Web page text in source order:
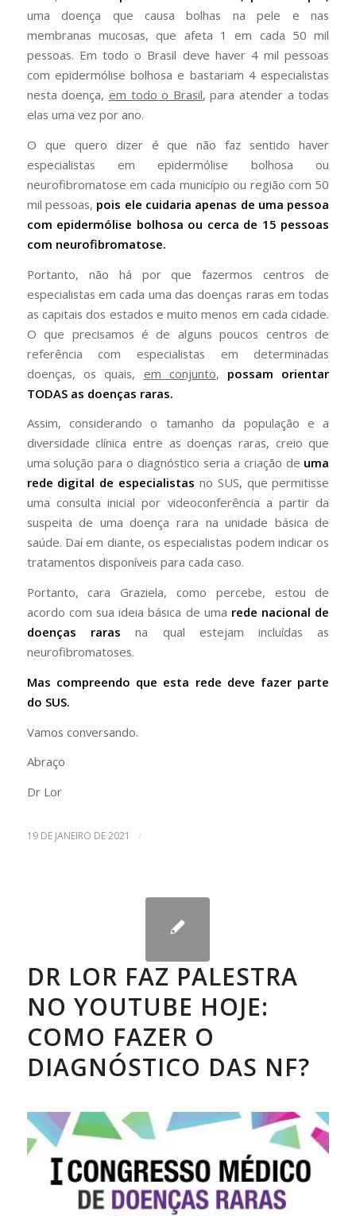
uma doença que causa bolhas na pele e nas
membranas mucosas, que afeta 1 em cada 50 mil
pessoas. Em todo o Brasil deve haver 4 mil pessoas
com epidermólise bolhosa e bastariam 4 especialistas
nesta doença, em todo o Brasil, para atender a todas
elas uma vez por ano.
O que quero dizer é que não faz sentido haver
especialistas em epidermólise bolhosa ou
neurofibromatose em cada município ou região com 50
mil pessoas, pois ele cuidaria apenas de uma pessoa
com epidermólise bolhosa ou cerca de 15 pessoas
com neurofibromatose.
Portanto, não há por que fazermos centros de
especialistas em cada uma das doenças raras em todas
as capitais dos estados e muito menos em cada cidade.
O que precisamos é de alguns poucos centros de
referência com especialistas em determinadas
doenças, os quais, em conjunto, possam orientar
TODAS as doenças raras.
Assim, considerando o tamanho da população e a
diversidade clínica entre as doenças raras, creio que
uma solução para o diagnóstico seria a criação de uma
rede digital de especialistas no SUS, que permitisse
uma consulta inicial por videoconferência a partir da
suspeita de uma doença rara na unidade básica de
saúde. Daí em diante, os especialistas podem indicar os
tratamentos disponíveis para cada caso.
Portanto, cara Graziela, como percebe, estou de
acordo com sua ideia básica de uma rede nacional de
doenças rarasna qual estejam incluídas as
neurofibromatoses.
Mas compreendo que esta rede deve fazer parte
do SUS.
Vamos conversando.
Abraço
Dr Lor
19 DE JANEIRO DE 2021 /
DR LOR FAZ PALESTRA
NO YOUTUBE HOJE:
COMO FAZER O
DIAGNÓSTICO DAS NF?